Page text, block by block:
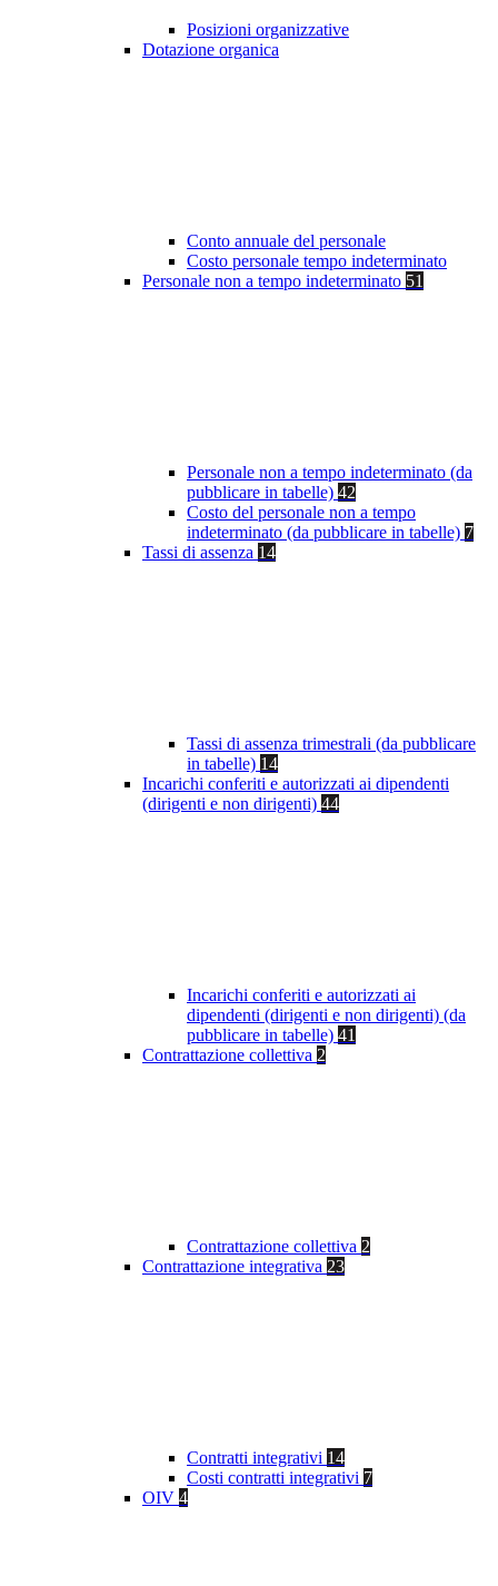
Posizioni organizzative
Dotazione organica
Conto annuale del personale
Costo personale tempo indeterminato
Personale non a tempo indeterminato 51
Personale non a tempo indeterminato (da
pubblicare in tabelle) 42
Costo del personale non a tempo
indeterminato (da pubblicare in tabelle) 7
Tassi di assenza 14
Tassi di assenza trimestrali (da pubblicare
in tabelle) 14
Incarichi conferiti e autorizzati ai dipendenti
(dirigenti e non dirigenti) 44
Incarichi conferiti e autorizzati ai
dipendenti (dirigenti e non dirigenti) (da
pubblicare in tabelle) 41
Contrattazione collettiva 2
Contrattazione collettiva 2
Contrattazione integrativa 23
Contratti integrativi 14
Costi contratti integrativi 7
OIV 4